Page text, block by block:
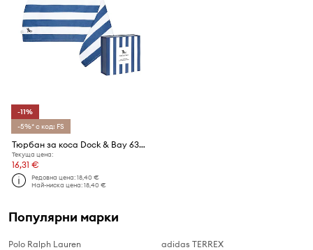
-11%
-5%* с код: FS
Тюрбан за коса Dock & Bay 63x26 cm
Текуща цена:
16,31 €
Редовна цена:18,40 €
Най-ниска цена:18,40 €
Популярни марки
Polo Ralph Lauren
adidas TERREX